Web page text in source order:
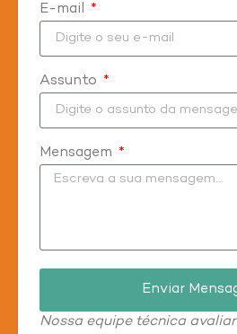
E-mail
Assunto
Mensagem
Enviar
Nossa equipe técnica